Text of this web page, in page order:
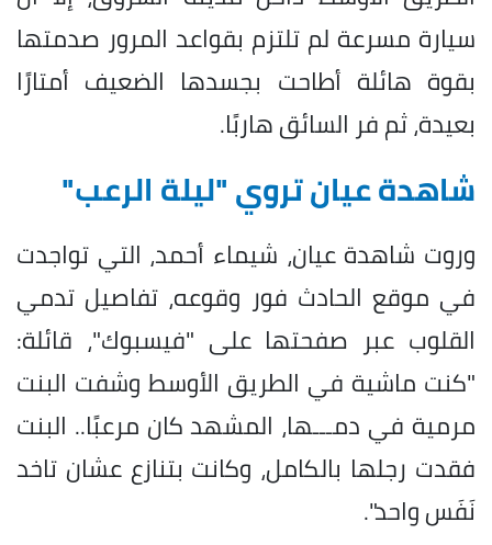
سيارة مسرعة لم تلتزم بقواعد المرور صدمتها
بقوة هائلة أطاحت بجسدها الضعيف أمتارًا
بعيدة، ثم فر السائق هاربًا.
شاهدة عيان تروي "ليلة الرعب"
وروت شاهدة عيان، شيماء أحمد، التي تواجدت
في موقع الحادث فور وقوعه، تفاصيل تدمي
القلوب عبر صفحتها على "فيسبوك"، قائلة:
"كنت ماشية في الطريق الأوسط وشفت البنت
مرمية في دمـــها، المشهد كان مرعبًا.. البنت
فقدت رجلها بالكامل، وكانت بتنازع عشان تاخد
نَفَس واحد".